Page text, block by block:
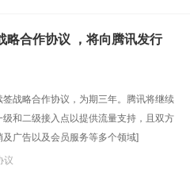
略合作协议 ，将向腾讯发行
签战略合作协议，为期三年。腾讯将继续
和二级接入点以提供流量支持，且双方
广告以及会员服务等多个领域]
议